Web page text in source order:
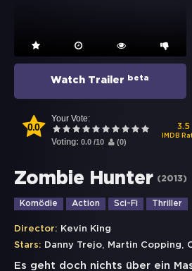
Watch Trailer beta
0.0
Your Vote:
Voting: 0.0 /10 (0)
3.5
IMDB
Zombie Hunter (2013)
Komödie Action Sci-Fi Thriller
Director: Kevin King
Stars: Danny Trejo, Martin Copping,
Es geht doch nichts über ein